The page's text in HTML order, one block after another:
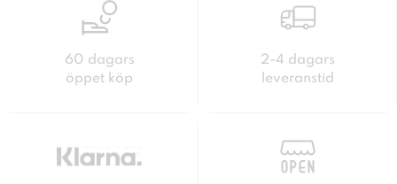
60 dagars
öppet köp
2-4 dagars
leveranstid